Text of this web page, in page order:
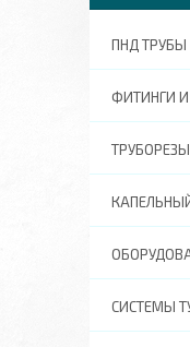
ПНД ТРУБЫ
ФИТИНГИ
ТРУБОРЕЗЫ
СИСТЕМЫ